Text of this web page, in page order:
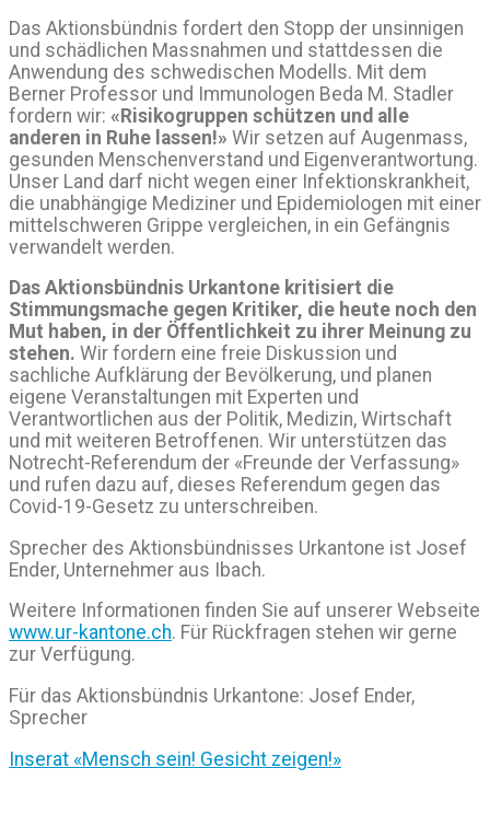
Das Aktionsbündnis fordert den Stopp der unsinnigen
und schädlichen Massnahmen und stattdessen die
Anwendung des schwedischen Modells. Mit dem
Berner Professor und Immunologen Beda M. Stadler
fordern wir: «Risikogruppen schützen und alle
anderen in Ruhe lassen!» Wir setzen auf Augenmass,
gesunden Menschenverstand und Eigenverantwortung.
Unser Land darf nicht wegen einer Infektionskrankheit,
die unabhängige Mediziner und Epidemiologen mit einer
mittelschweren Grippe vergleichen, in ein Gefängnis
verwandelt werden.
Das Aktionsbündnis Urkantone kritisiert die
Stimmungsmache gegen Kritiker, die heute noch den
Mut haben, in der Öffentlichkeit zu ihrer Meinung zu
stehen. Wir fordern eine freie Diskussion und
sachliche Aufklärung der Bevölkerung, und planen
eigene Veranstaltungen mit Experten und
Verantwortlichen aus der Politik, Medizin, Wirtschaft
und mit weiteren Betroffenen. Wir unterstützen das
Notrecht-Referendum der «Freunde der Verfassung»
und rufen dazu auf, dieses Referendum gegen das
Covid-19-Gesetz zu unterschreiben.
Sprecher des Aktionsbündnisses Urkantone ist Josef
Ender, Unternehmer aus Ibach.
Weitere Informationen finden Sie auf unserer Webseite
www.ur-kantone.ch. Für Rückfragen stehen wir gerne
zur Verfügung.
Für das Aktionsbündnis Urkantone: Josef Ender,
Sprecher
Inserat «Mensch sein! Gesicht zeigen!»